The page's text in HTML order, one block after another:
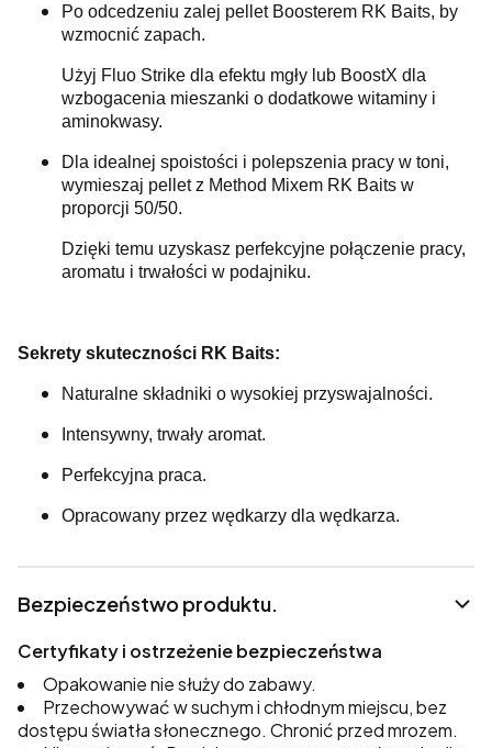
Po odcedzeniu zalej pellet Boosterem RK Baits, by
wzmocnić zapach.
Użyj Fluo Strike dla efektu mgły lub BoostX dla
wzbogacenia mieszanki o dodatkowe witaminy i
aminokwasy.
Dla idealnej spoistości i polepszenia pracy w toni,
wymieszaj pellet z Method Mixem RK Baits w
proporcji 50/50.
Dzięki temu uzyskasz perfekcyjne połączenie pracy,
aromatu i trwałości w podajniku.
Sekrety skuteczności RK Baits:
Naturalne składniki o wysokiej przyswajalności.
Intensywny, trwały aromat.
Perfekcyjna praca.
Opracowany przez wędkarzy dla wędkarza.
Bezpieczeństwo produktu.
Certyfikaty i ostrzeżenie bezpieczeństwa
Opakowanie nie służy do zabawy.
Przechowywać w suchym i chłodnym miejscu, bez
dostępu światła słonecznego. Chronić przed mrozem.